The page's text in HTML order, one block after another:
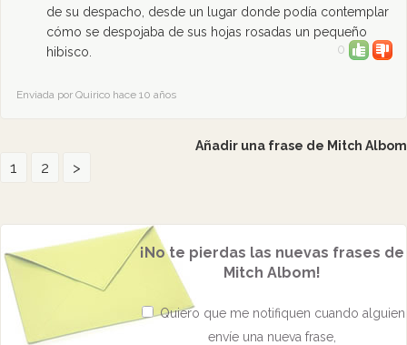
de su despacho, desde un lugar donde podía contemplar
cómo se despojaba de sus hojas rosadas un pequeño
hibisco.
0
Enviada por Quirico hace 10 años
Añadir una frase de Mitch Albom
1 2 >
¡No te pierdas las nuevas frases de
Mitch Albom!
Quiero que me notifiquen cuando alguien
envíe una nueva frase,